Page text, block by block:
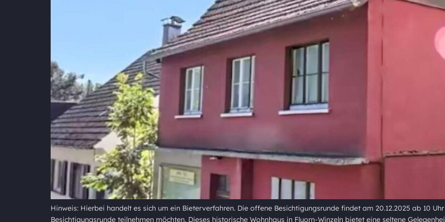
Hinweis: Hierbei handelt es sich um ein Bieterverfahren. Die offene Besichtigungsrunde findet am 20.12.2025 ab 10
Besichtigungsrunde teilnehmen möchten. Dieses historische Wohnhaus in Fluorn-Winzeln bietet eine seltene